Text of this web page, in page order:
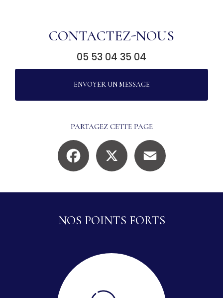
CONTACTEZ-NOUS
05 53 04 35 04
ENVOYER UN MESSAGE
PARTAGEZ CETTE PAGE
Facebook
NOS POINTS FORTS